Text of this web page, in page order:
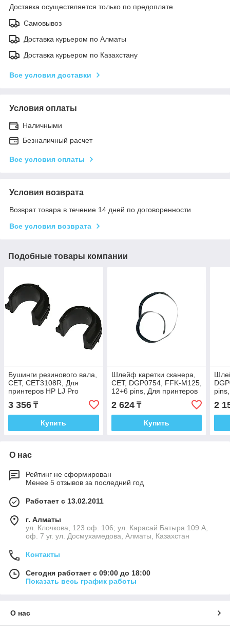
Доставка осуществляется только по предоплате.
Самовывоз
Доставка курьером по Алматы
Доставка курьером по Казахстану
Все условия доставки
Условия оплаты
Наличными
Безналичный расчет
Все условия оплаты
Условия возврата
Возврат товара в течение 14 дней по договоренности
Все условия возврата
Подобные товары компании
Бушинги резинового вала,
CET, CET3108R, Для
принтеров HP LJ Pro
M402/403/M426/427, 2 шт/
компл
3 356 ₸
Купить
Шлейф каретки сканера,
CET, DGP0754, FFK-M125,
12+6 pins, Для принтеров
HP LJ MFP
M125/M126/M127
2 624₸
Купить
2
О нас
Рейтинг не сформирован
Менее 5 отзывов за последний год
Работает с 13.02.2011
г. Алматы
ул. Клочкова, 123 оф. 106; ул. Карасай Батыра 109 А,
оф. 7 уг. ул. Досмухамедова, Алматы, Казахстан
Контакты
Сегодня работает с 09:00 до 18:00
Показать весь график работы
О нас